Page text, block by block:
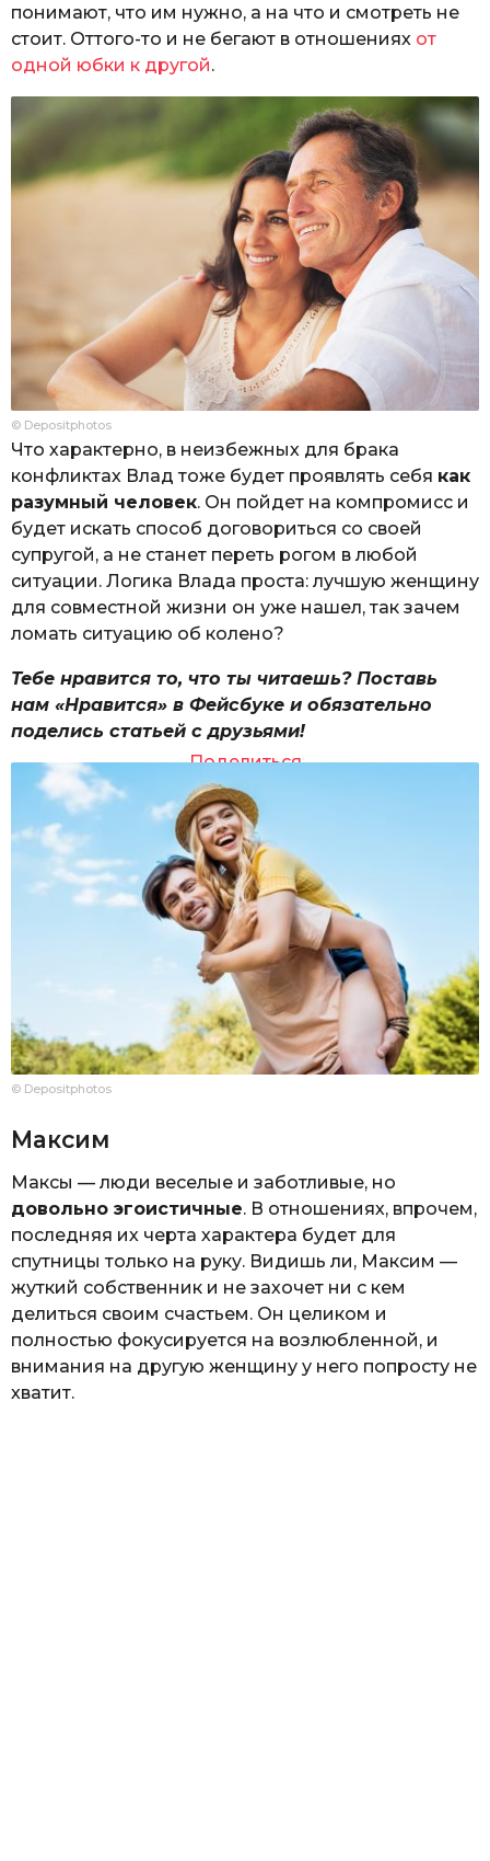
понимают, что им нужно, а на что и смотреть не
стоит. Оттого-то и не бегают в отношениях от
одной юбки к другой.
© Depositphotos
Что характерно, в неизбежных для брака
конфликтах Влад тоже будет проявлять себя как
разумный человек. Он пойдет на компромисс и
будет искать способ договориться со своей
супругой, а не станет переть рогом в любой
ситуации. Логика Влада проста: лучшую женщину
для совместной жизни он уже нашел, так зачем
ломать ситуацию об колено?
Тебе нравится то, что ты читаешь? Поставь
нам «Нравится» в Фейсбуке и обязательно
поделись статьей с друзьями!
Поделиться
© Depositphotos
Максим
Максы — люди веселые и заботливые, но
довольно эгоистичные. В отношениях, впрочем,
последняя их черта характера будет для
спутницы только на руку. Видишь ли, Максим —
жуткий собственник и не захочет ни с кем
делиться своим счастьем. Он целиком и
полностью фокусируется на возлюбленной, и
внимания на другую женщину у него попросту не
хватит.